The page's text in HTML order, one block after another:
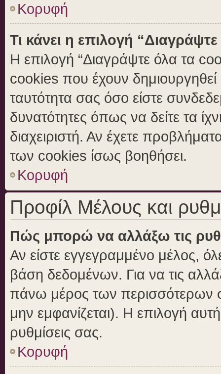
Κορυφή
Τι κάνει η επιλογή
Η επιλογή “Διαγράψτε όλα τα
cookies που έχουν
ταυτότητα σας όσο είστε
δυνατότητες όπως να δείτε τα
διαχειριστή. Αν έχετε
των cookies ίσως βοηθήσει.
Κορυφή
Προφίλ Μέλους και
Πώς μπορώ να αλλάξω τις
Αν είστε εγγεγραμμένο μέλος,
βάση δεδομένων. Για να τις
πάνω μέρος των περισσότερων
μην εμφανίζεται). Η επιλογή
ρυθμίσεις σας.
Κορυφή